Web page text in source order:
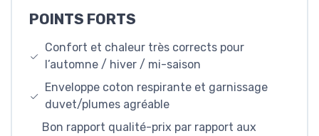
POINTS FORTS
Confort et chaleur très corrects pour
l’automne / hiver / mi-saison
Enveloppe coton respirante et garnissage
duvet/plumes agréable
Bon rapport qualité-prix par rapport aux